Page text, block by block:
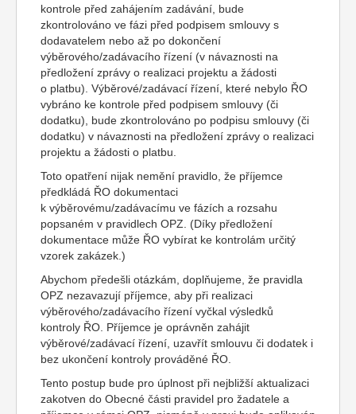
kontrole před zahájením zadávání, bude
zkontrolováno ve fázi před podpisem smlouvy s
dodavatelem nebo až po dokončení
výběrového/zadávacího řízení (v návaznosti na
předložení zprávy o realizaci projektu a žádosti
o platbu). Výběrové/zadávací řízení, které nebylo ŘO
vybráno ke kontrole před podpisem smlouvy (či
dodatku), bude zkontrolováno po podpisu smlouvy (či
dodatku) v návaznosti na předložení zprávy o realizaci
projektu a žádosti o platbu.
Toto opatření nijak nemění pravidlo, že příjemce
předkládá ŘO dokumentaci
k výběrovému/zadávacímu ve fázích a rozsahu
popsaném v pravidlech OPZ. (Díky předložení
dokumentace může ŘO vybírat ke kontrolám určitý
vzorek zakázek.)
Abychom předešli otázkám, doplňujeme, že pravidla
OPZ nezavazují příjemce, aby při realizaci
výběrového/zadávacího řízení vyčkal výsledků
kontroly ŘO. Příjemce je oprávněn zahájit
výběrové/zadávací řízení, uzavřít smlouvu či dodatek i
bez ukončení kontroly prováděné ŘO.
Tento postup bude pro úplnost při nejbližší aktualizaci
zakotven do Obecné části pravidel pro žadatele a